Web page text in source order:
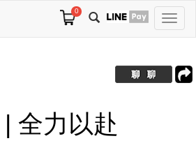
切
換
航
0
全力以赴